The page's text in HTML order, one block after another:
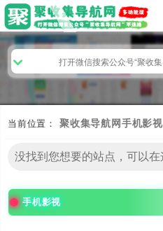
当前位置： 聚收集导航网 手机影视
手机影视